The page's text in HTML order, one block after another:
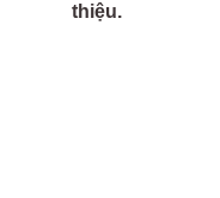
thiệu.